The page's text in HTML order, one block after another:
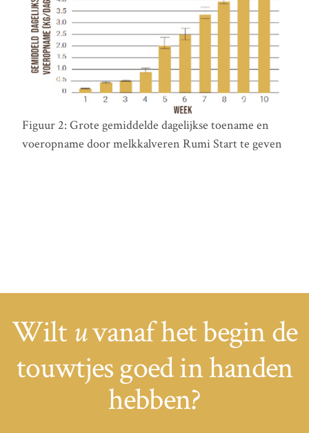
Figuur 2: Grote gemiddelde dagelijkse toename en
voeropname door melkkalveren Rumi Start te geven
Wilt uvanaf het begin de
touwtjes goed in handen
hebben?